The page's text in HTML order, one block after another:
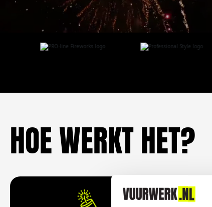
HOE WERKT HET?